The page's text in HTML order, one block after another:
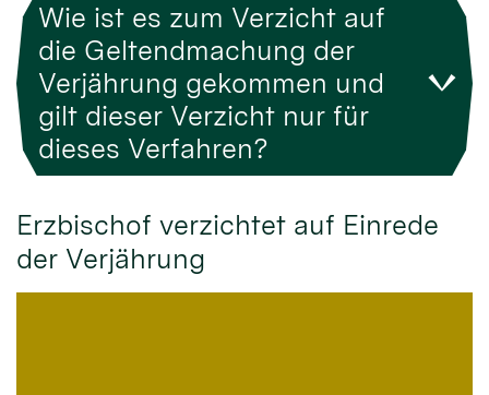
Wie ist es zum Verzicht auf
die Geltendmachung der
Verjährung gekommen und
gilt dieser Verzicht nur für
dieses Verfahren?
Erzbischof verzichtet auf Einrede
der Verjährung